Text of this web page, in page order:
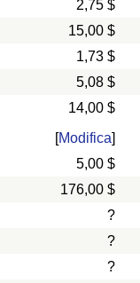
2,75 $
15,00 $
1,73 $
5,08 $
14,00 $
[Modifica]
5,00 $
176,00 $
?
?
?